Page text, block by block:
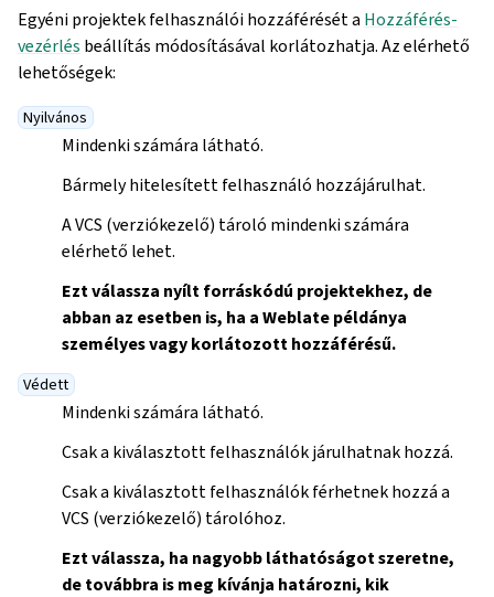
Egyéni projektek felhasználói hozzáférését a Hozzáférés-
vezérlés beállítás módosításával korlátozhatja. Az elérhető
lehetőségek:
Nyilvános
Mindenki számára látható.
Bármely hitelesített felhasználó hozzájárulhat.
A VCS (verziókezelő) tároló mindenki számára
elérhető lehet.
Ezt válassza nyílt forráskódú projektekhez, de
abban az esetben is, ha a Weblate példánya
személyes vagy korlátozott hozzáférésű.
Védett
Mindenki számára látható.
Csak a kiválasztott felhasználók járulhatnak hozzá.
Csak a kiválasztott felhasználók férhetnek hozzá a
VCS (verziókezelő) tárolóhoz.
Ezt válassza, ha nagyobb láthatóságot szeretne,
de továbbra is meg kívánja határozni, kik